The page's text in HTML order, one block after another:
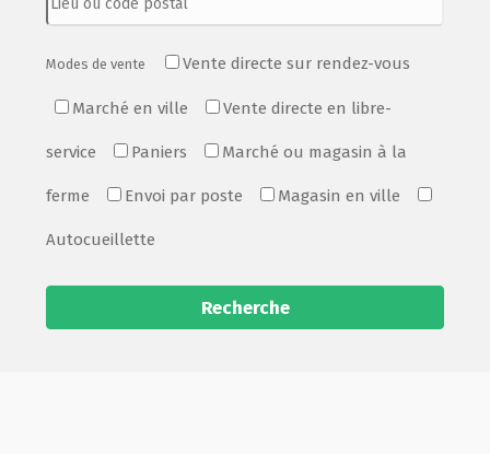
Modes de vente Vente directe sur rendez-vous
Marché en ville Vente directe en libre-
service Paniers Marché ou magasin à la
ferme Envoi par poste Magasin en ville
Autocueillette
Recherche